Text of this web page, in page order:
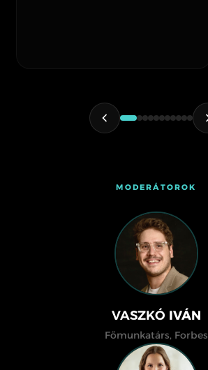
MODERÁTOROK
VASZKÓ IVÁN
Főmunkatárs, Forbes